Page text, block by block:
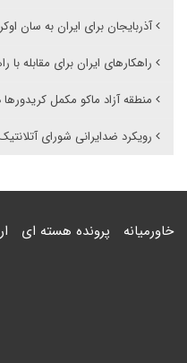
آذربایجان برای ایران به سان
راهکارهای ایران برای مقابله با
منطقه آزاد ماکو مکمل
رویکرد ضدایرانی شورای
خاورمیانه پرونده هسته ای